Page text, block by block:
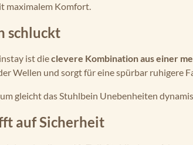
maximalem Komfort.
schluckt
ist dieclevere Kombination aus einer
Wellen und sorgt für eine spürbar ruhigere
gleicht das Stuhlbein Unebenheiten
auf Sicherheit